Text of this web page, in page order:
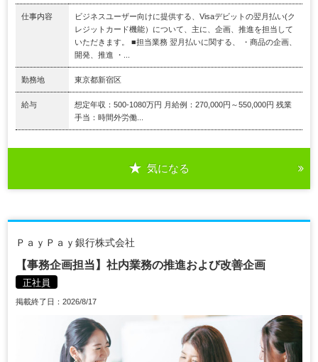
仕事内容
ビジネスユーザー向けに提供する、Visaデビットの翌月払い(ク
レジットカード機能）について、主に、企画、推進を担当して
いただきます。 ■担当業務 翌月払いに関する、 ・商品の企画、
開発、推進 ・...
勤務地 東京都新宿区
給与
想定年収：500-1080万円 月給例：270,000円～550,000円 残業
手当：時間外労働...
気になる
ＰａｙＰａｙ銀行株式会社
【事務企画担当】社内業務の推進および改善企画
正社員
掲載終了日：2026/8/17